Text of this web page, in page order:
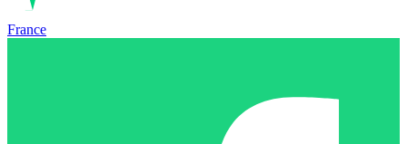
France